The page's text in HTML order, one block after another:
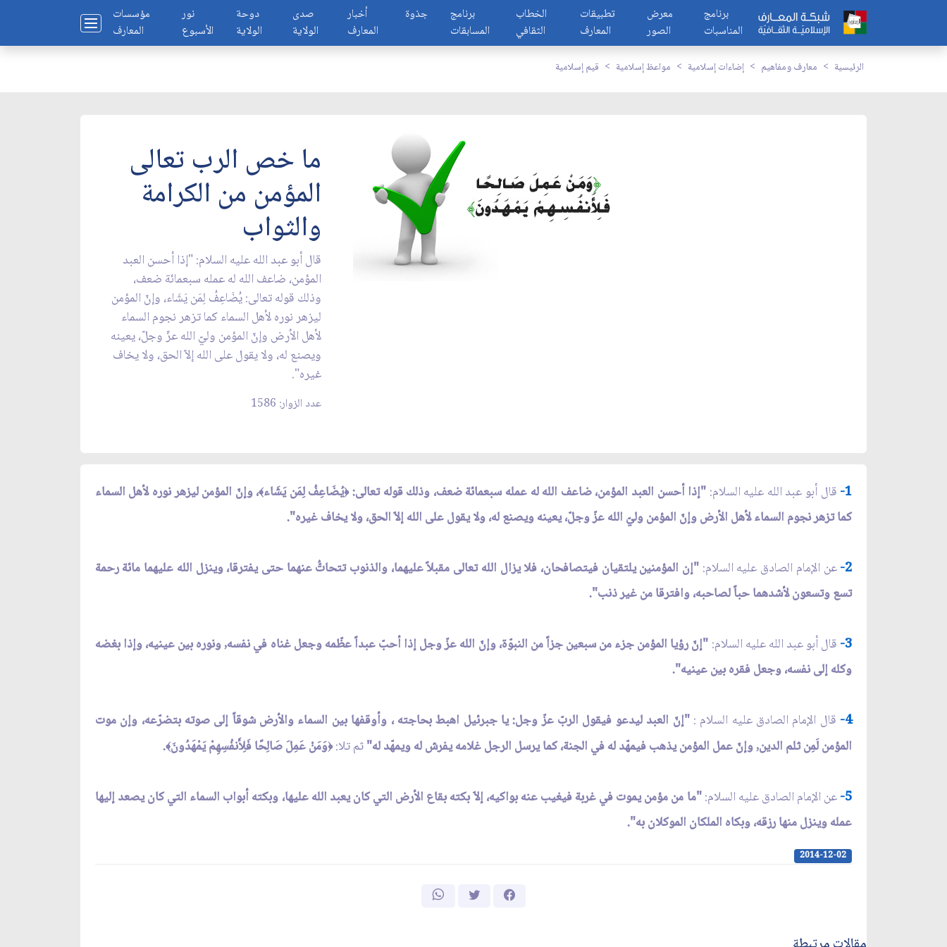
مؤسسات
المعارف
نور
الأسبوع
دوحة
الولاية
صدى
الولاية
أخبار
المعارف
جذوة
برنامج
المسابقات
الخطاب
الثقافي
تطبيقات
المعارف
معرض
الصور
برنامج
المناسبات
الرئيسية معارف ومفاهيم إضاءات إسلامية مواعظ إسلامية قيم إسلامية
ما خص الرب تعالى
المؤمن من الكرامة
والثواب
قال أبو عبد الله عليه السلام: "إذا أحسن العبد
المؤمن، ضاعف الله له عمله سبعمائة ضعف،
وذلك قوله تعالى: يُضَاعِفُ لِمَن يَشَاء، وإنّ المؤمن
ليزهر نوره لأهل السماء كما تزهر نجوم السماء
لأهل الأرض وإنّ المؤمن وليّ الله عزّ وجلّ، يعينه
ويصنع له، ولا يقول على الله إلاّ الحق، ولا يخاف
غيره".
عدد الزوار: 1586
1- قال أبو عبد الله عليه السلام: "إذا أحسن العبد المؤمن، ضاعف الله له عمله سبعمائة ضعف، وذلك قوله تعالى:﴿يُضَاعِفُ لِمَن يَشَاء﴾، وإنّ المؤمن ليزهر نوره لأهل السماء
كما تزهر نجوم السماء لأهل الأرض وإنّ المؤمن وليّ الله عزّ وجلّ، يعينه ويصنع له، ولا يقول على الله إلاّ الحق، ولا يخاف غيره".
2- عن الإمام الصادق عليه السلام: "إن المؤمنين يلتقيان فيتصافحان، فلا يزال الله تعالى مقبلاً عليهما، والذنوب تتحاتُّ عنهما حتى يفترقا، وينزل الله عليهما مائة رحمة
تسع وتسعون لأشدهما حباً لصاحبه، وافترقا من غير ذنب".
3- قال أبو عبد الله عليه السلام: "إنّ رؤيا المؤمن جزء من سبعين جزاً من النبوّة، وإنّ الله عزّ وجل إذا أحبّ عبداً عظّمه وجعل غناه في نفسه, ونوره بين عينيه، وإذا بغضه
وكله إلى نفسه، وجعل فقره بين عينيه".
4- قال الإمام الصادق عليه السلام :"إنّ العبد ليدعو فيقول الربّ عزّ وجل: يا جبرئيل اهبط بحاجته ، وأوقفها بين السماء والأرض شوقاً إلى صوته بتضرّعه، وإن موت
المؤمن لَمِن ثلم الدين, وإنّ عمل المؤمن يذهب فيمهّد له في الجنة، كما يرسل الرجل غلامه يفرش له ويمهّد له"ثم تلا:﴿وَمَنْ عَمِلَ صَالِحًا فَلِأَنفُسِهِمْ يَمْهَدُونَ﴾.
5- عن الإمام الصادق عليه السلام:"ما من مؤمن يموت في غربة فيغيب عنه بواكيه، إلاّ بكته بقاع الأرض التي كان يعبد الله عليها، وبكته أبواب السماء التي كان يصعد إليها
عمله وينزل منها رزقه، وبكاه الملكان الموكلان به".
2014-12-02